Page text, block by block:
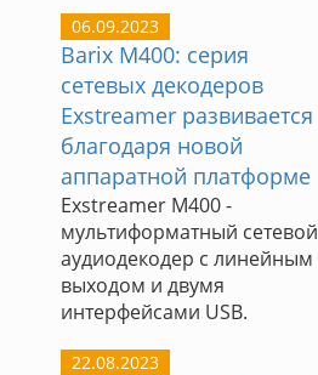
06.09.2023
Barix M400: серия
сетевых декодеров
Exstreamer развивается
благодаря новой
аппаратной платформе
Exstreamer M400 -
мультиформатный сетевой
аудиодекодер с линейным
выходом и двумя
интерфейсами USB.
22.08.2023